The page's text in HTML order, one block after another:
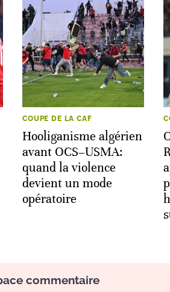
COUPE DE LA CAF
Hooliganisme algérien
avant OCS–USMA:
quand la violence
devient un mode
opératoire
commentaire